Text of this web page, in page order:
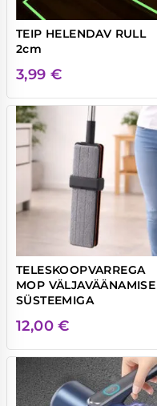
TEIP HELENDAV RULL
2cm
3,99 €
TELESKOOPVARREGA
MOP VÄLJAVÄÄNAMISE
SÜSTEEMIGA
12,00€